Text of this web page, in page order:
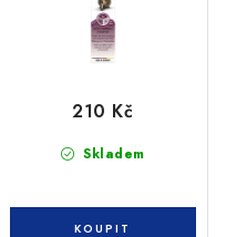
Skladem
210 Kč